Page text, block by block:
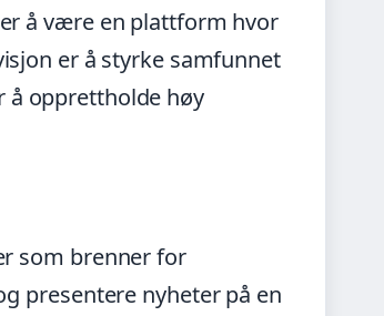
å være en plattform hvor
er å styrke samfunnet
å opprettholde høy
som brenner for
presentere nyheter på en